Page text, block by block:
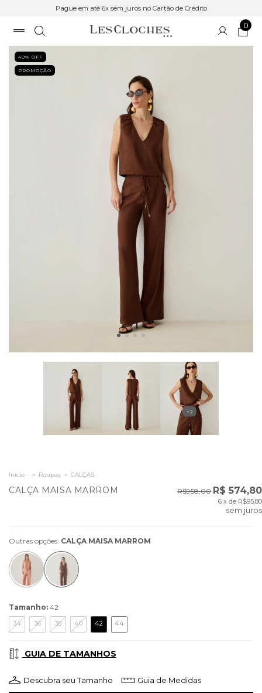
Pague em até 6x sem juros no Cartão de Crédito
0
+2
40% OFF
PROMOÇÃO
Início > Roupas > CALÇAS
CALÇA MAISA MARROM R$958,00 R$ 574,80
6 x de R$95,80
sem juros
Outras opções: CALÇA MAISA MARROM
Tamanho: 42
34 36 38 40 42 44
GUIA DE TAMANHOS
Descubra seu Tamanho Guia de Medidas